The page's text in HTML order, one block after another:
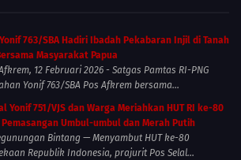
763/SBA Hadiri Ibadah Pekabaran Injil di Tanah
Masyarakat Papua
12 Februari 2026 - Satgas Pamtas RI-PNG
Yonif 763/SBA Pos Afkrem bersama...
Yonif 751/VJS dan Warga Meriahkan HUT RI ke-80
Umbul-umbul dan Merah Putih
Bintang — Menyambut HUT ke-80
Republik Indonesia, prajurit Pos Selal...